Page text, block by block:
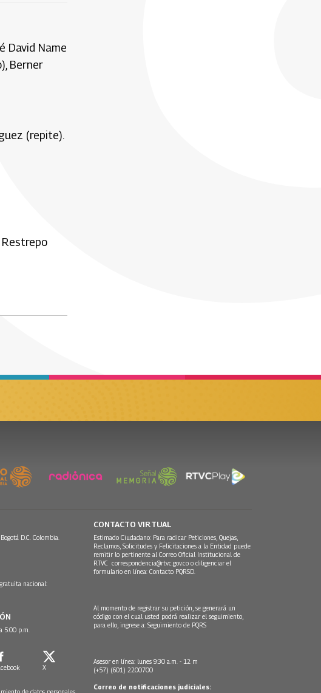
David Name
Berner
(repite).
D.C. Colombia.
nacional:
5:00 p.m.
X
CONTACTO VIRTUAL
Estimado Ciudadano: Para radicar Peticiones, Quejas,
Reclamos, Solicitudes y Felicitaciones a la Entidad puede
remitir lo pertinente al Correo Oficial Institucional de
RTVC correspondencia@rtvc.gov.co o diligenciar el
formulario en línea: Contacto PQRSD.
Al momento de registrar su petición, se generará un
código con el cual usted podrá realizar el seguimiento,
para ello, ingrese a: Seguimiento de PQRS
Asesor en línea: lunes 9:30 a.m. - 12 m
(+57) (601) 2200700
Correo de notificaciones judiciales: